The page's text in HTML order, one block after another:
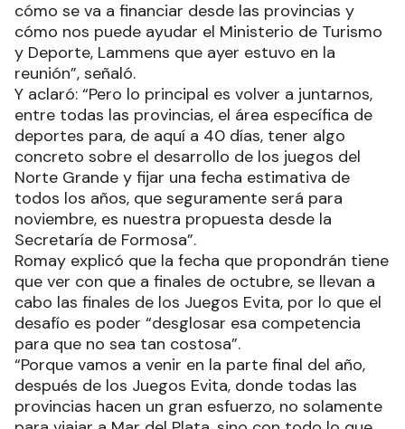
cómo se va a financiar desde las provincias y
cómo nos puede ayudar el Ministerio de Turismo
y Deporte, Lammens que ayer estuvo en la
reunión”, señaló.
Y aclaró: “Pero lo principal es volver a juntarnos,
entre todas las provincias, el área específica de
deportes para, de aquí a 40 días, tener algo
concreto sobre el desarrollo de los juegos del
Norte Grande y fijar una fecha estimativa de
todos los años, que seguramente será para
noviembre, es nuestra propuesta desde la
Secretaría de Formosa”.
Romay explicó que la fecha que propondrán tiene
que ver con que a finales de octubre, se llevan a
cabo las finales de los Juegos Evita, por lo que el
desafío es poder “desglosar esa competencia
para que no sea tan costosa”.
“Porque vamos a venir en la parte final del año,
después de los Juegos Evita, donde todas las
provincias hacen un gran esfuerzo, no solamente